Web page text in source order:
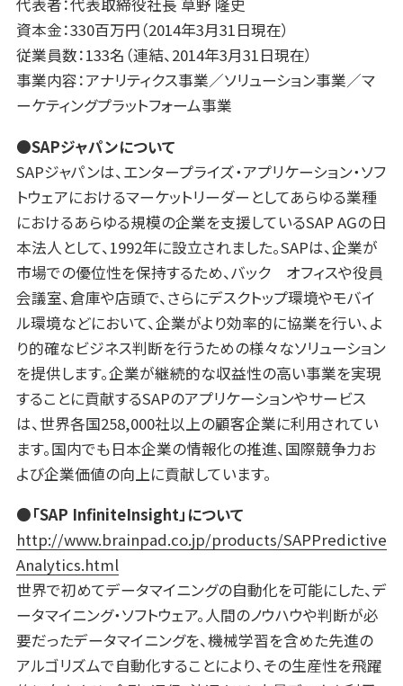
資本金：330百万円（2014年3月31日現在）
従業員数：133名（連結、2014年3月31日現在）
事業内容：アナリティクス事業／ソリューション事業／マ
ーケティングプラットフォーム事業
●SAPジャパンについて
SAPジャパンは、エンタープライズ・アプリケーション・ソフ
トウェアにおけるマーケットリーダーとしてあらゆる業種
におけるあらゆる規模の企業を支援しているSAP AGの日
本法人として、1992年に設立されました。SAPは、企業が
市場での優位性を保持するため、バック オフィスや役員
会議室、倉庫や店頭で、さらにデスクトップ環境やモバイ
ル環境などにおいて、企業がより効率的に協業を行い、よ
り的確なビジネス判断を行うための様々なソリューション
を提供します。企業が継続的な収益性の高い事業を実現
することに貢献するSAPのアプリケーションやサービス
は、世界各国258,000社以上の顧客企業に利用されてい
ます。国内でも日本企業の情報化の推進、国際競争力お
よび企業価値の向上に貢献しています。
●「SAP InfiniteInsight」について
http://www.brainpad.co.jp/products/SAPPredictive
Analytics.html
世界で初めてデータマイニングの自動化を可能にした、デ
ータマイニング・ソフトウェア。人間のノウハウや判断が必
要だったデータマイニングを、機械学習を含めた先進の
アルゴリズムで自動化することにより、その生産性を飛躍